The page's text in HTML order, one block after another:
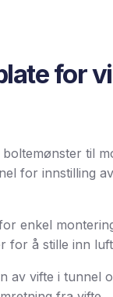
for
til
for innstilling av
enkel
for å stille inn
av vifte i tunnel